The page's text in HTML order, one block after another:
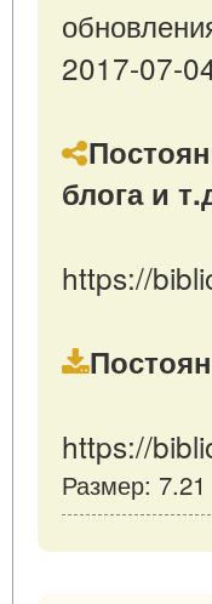
2017-07-
блога и
https://
https://
Размер: